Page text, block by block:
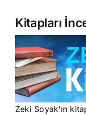
Kitapları
Zeki Soyak’ın